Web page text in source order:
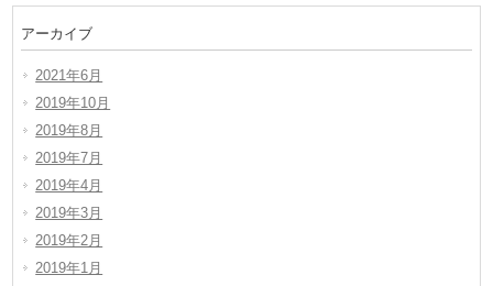
アーカイブ
2021年6月
2019年10月
2019年8月
2019年7月
2019年4月
2019年3月
2019年2月
2019年1月